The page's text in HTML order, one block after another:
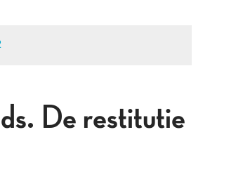
De restitutie